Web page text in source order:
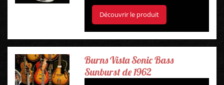
Découvrir le produit
Burns Vista Sonic Bass
Sunburst de 1962